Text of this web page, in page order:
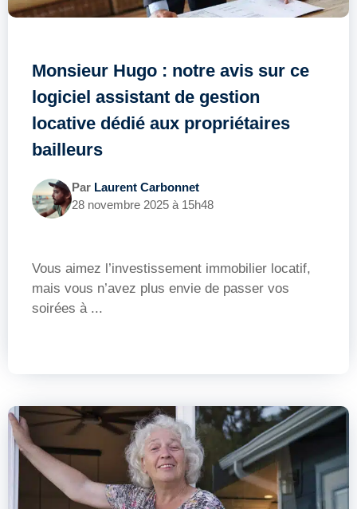
Monsieur Hugo : notre avis sur ce
logiciel assistant de gestion
locative dédié aux propriétaires
bailleurs
Par Laurent Carbonnet
28 novembre 2025 à 15h48
Vous aimez l’investissement immobilier locatif,
mais vous n’avez plus envie de passer vos
soirées à ...